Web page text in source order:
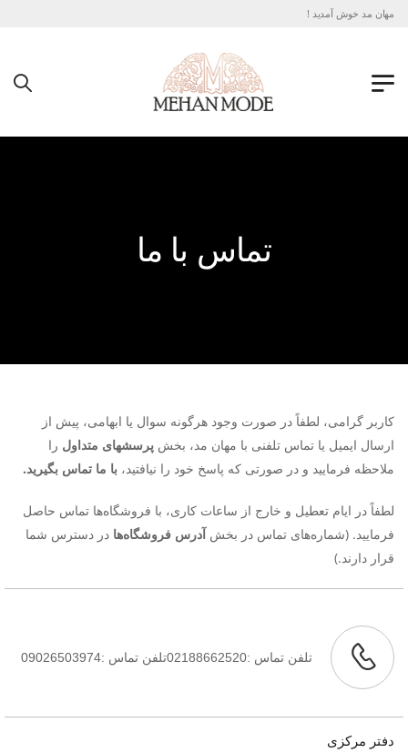
مهان مد خوش آمدید !
تماس با ما
کاربر گرامی، لطفاً در صورت وجود هرگونه سوال یا ابهامی، پیش از
ارسال ایمیل یا تماس تلفنی با مهان مد، بخش پرسش‏های متداول را
ملاحظه فرمایید و در صورتی که پاسخ خود را نیافتید، با ما تماس بگیرید.
لطفاً در ایام تعطیل و خارج از ساعات کاری، با فروشگاه‌ها تماس حاصل
فرمایید. (شماره‌های تماس در بخشآدرس فروشگاه‌ها در دسترس شما
قرار دارند.)
تلفن تماس :02188662520تلفن تماس :09026503974
دفتر مرکزی